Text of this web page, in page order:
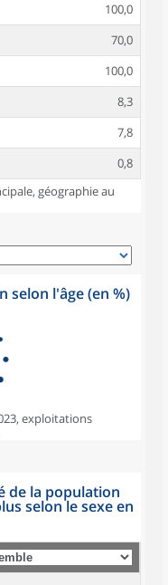
100,0
70,0
100,0
8,3
7,8
0,8
géographie au
selon l'âge (en %)
exploitations
de la population
selon le sexe en